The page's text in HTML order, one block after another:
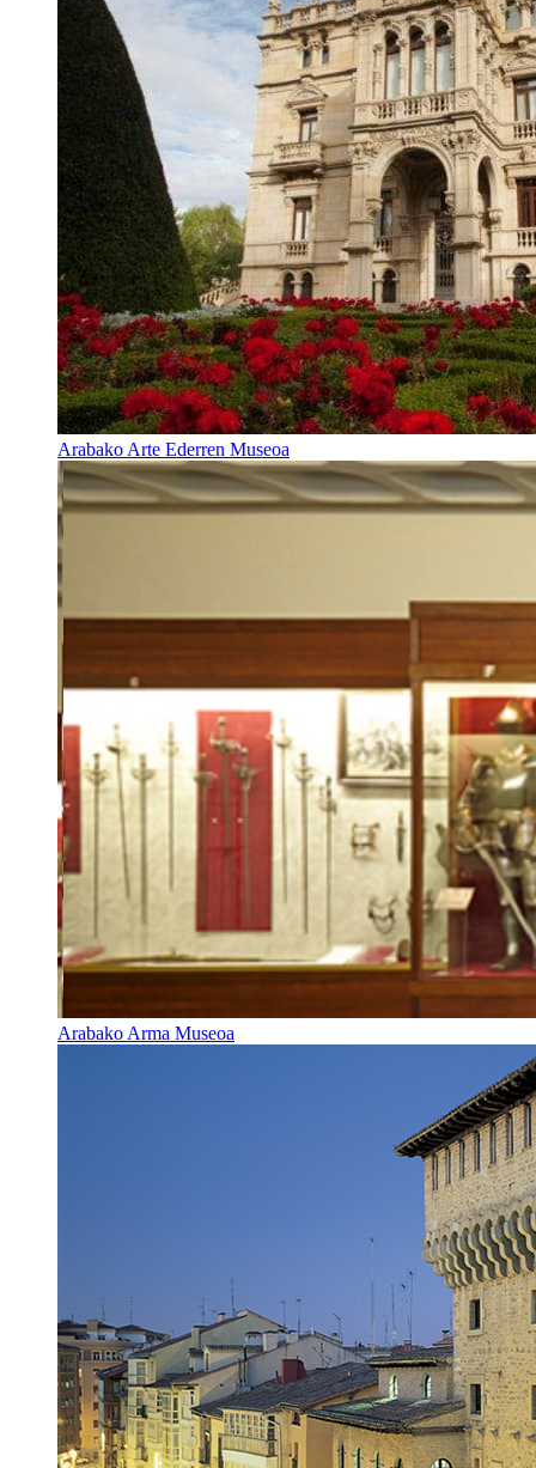
Arabako Arte Ederren Museoa
Arabako Arma Museoa